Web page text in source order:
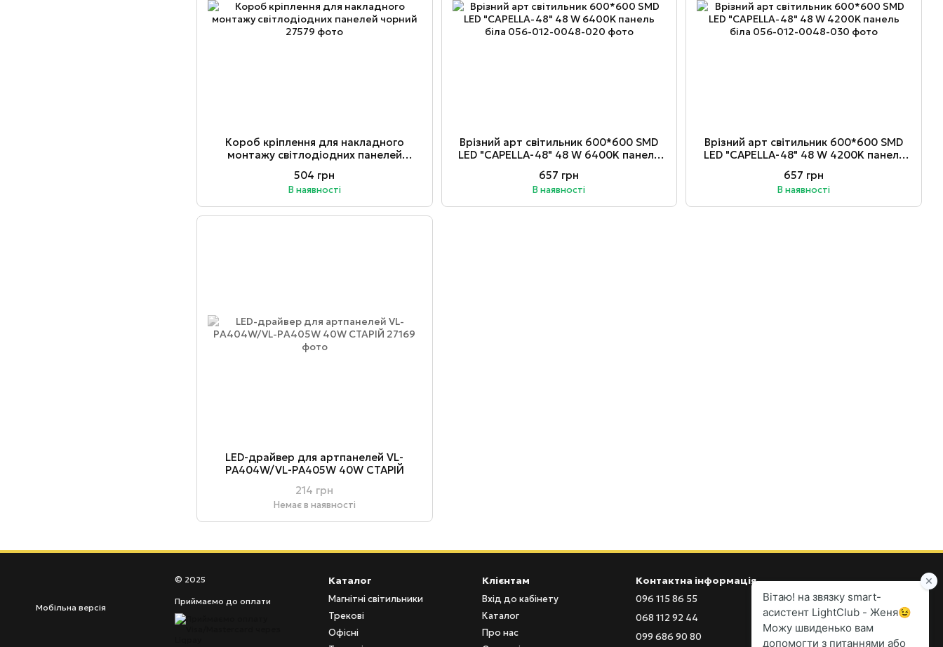
Короб кріплення для накладного
монтажу світлодіодних панелей
504 грн
В наявності
Врізний арт світильник 600*600 SMD
LED "CAPELLA-48" 48 W 6400K панель
657 грн
В наявності
Врізний арт світильник 600*600 SMD
LED "CAPELLA-48" 48 W 4200K панель
657 грн
В наявності
LED-драйвер для артпанелей VL-
PA404W/VL-PA405W 40W СТАРІЙ
214 грн
Немає в наявності
Мобільна версія
© 2025
Приймаємо до оплати
Каталог
Магнітні світильники
Трекові
Офісні
Клієнтам
Вхід до кабінету
Каталог
Про нас
Контактна інформація
096 115 86 55
068 112 92 44
099 686 90 80
096 115 86 55
099 686 90 80
097 555 03 77